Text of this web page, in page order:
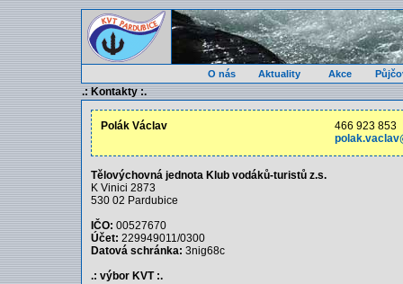
.: Kontakty :.
Polák Václav
466 923 853
Tělovýchovná jednota Klub vodáků-turistů z.s.
K Vinici 2873
530 02 Pardubice
IČO: 00527670
Účet: 229949011/0300
Datová schránka: 3nig68c
.: výbor KVT :.
O nás Aktuality Akce